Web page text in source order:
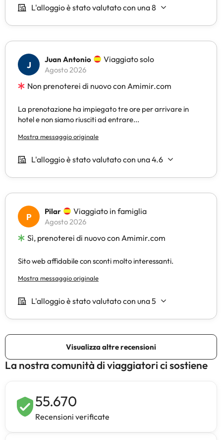
La nostra comunità di viaggiatori ci sostiene
55.670
Recensioni verificate